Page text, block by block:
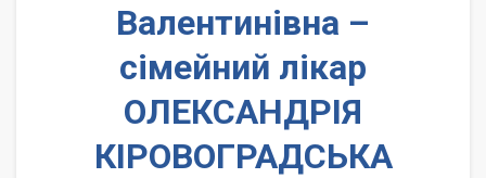
Валентинівна –
сімейний лікар
ОЛЕКСАНДРІЯ
КІРОВОГРАДСЬКА